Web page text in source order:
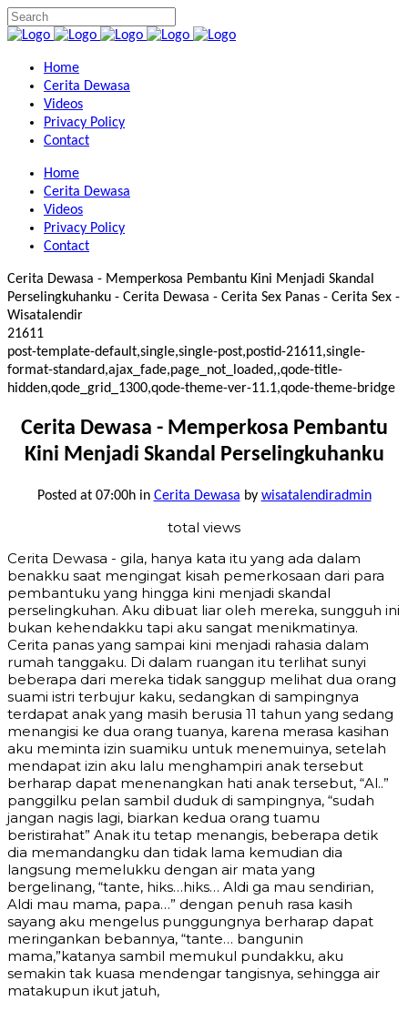
Home
Cerita Dewasa
Videos
Privacy Policy
Contact
Home
Cerita Dewasa
Videos
Privacy Policy
Contact
Cerita Dewasa - Memperkosa Pembantu Kini Menjadi Skandal
Perselingkuhanku - Cerita Dewasa - Cerita Sex Panas - Cerita Sex -
Wisatalendir
21611
post-template-default,single,single-post,postid-21611,single-
format-standard,ajax_fade,page_not_loaded,,qode-title-
hidden,qode_grid_1300,qode-theme-ver-11.1,qode-theme-bridge
Cerita Dewasa - Memperkosa Pembantu
Kini Menjadi Skandal Perselingkuhanku
Posted at 07:00hin Cerita Dewasa by wisatalendiradmin
total views
Cerita Dewasa - gila, hanya kata itu yang ada dalam
benakku saat mengingat kisah pemerkosaan dari para
pembantuku yang hingga kini menjadi skandal
perselingkuhan. Aku dibuat liar oleh mereka, sungguh ini
bukan kehendakku tapi aku sangat menikmatinya.
Cerita panas yang sampai kini menjadi rahasia dalam
rumah tanggaku. Di dalam ruangan itu terlihat sunyi
beberapa dari mereka tidak sanggup melihat dua orang
suami istri terbujur kaku, sedangkan di sampingnya
terdapat anak yang masih berusia 11 tahun yang sedang
menangisi ke dua orang tuanya, karena merasa kasihan
aku meminta izin suamiku untuk menemuinya, setelah
mendapat izin aku lalu menghampiri anak tersebut
berharap dapat menenangkan hati anak tersebut, “Al..”
panggilku pelan sambil duduk di sampingnya, “sudah
jangan nagis lagi, biarkan kedua orang tuamu
beristirahat” Anak itu tetap menangis, beberapa detik
dia memandangku dan tidak lama kemudian dia
langsung memelukku dengan air mata yang
bergelinang, “tante, hiks…hiks… Aldi ga mau sendirian,
Aldi mau mama, papa…” dengan penuh rasa kasih
sayang aku mengelus punggungnya berharap dapat
meringankan bebannya, “tante… bangunin
mama,”katanya sambil memukul pundakku, aku
semakin tak kuasa mendengar tangisnya, sehingga air
matakupun ikut jatuh,